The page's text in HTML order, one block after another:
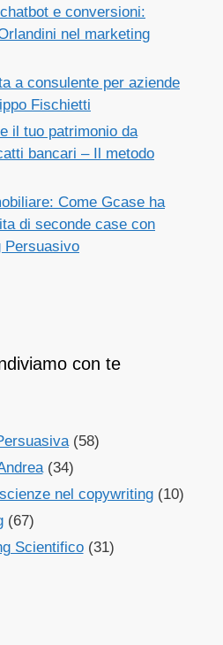
e conversioni:
nel marketing
a consulente per aziende
Fischietti
il tuo patrimonio da
bancari – Il metodo
Come Gcase ha
di seconde case con
Persuasivo
con te
(58)
(34)
nel copywriting (10)
(67)
Scientifico(31)